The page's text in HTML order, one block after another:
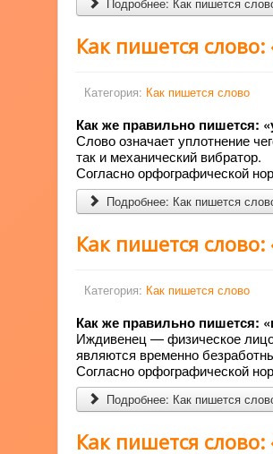
Как пишется слово:
Категория: Как пишется слово
Как же правильно пишется:
Слово означает уплотнение
так и механический вибратор.
Согласно орфографической
Подробнее: Как пишется
Как пишется
Категория: Как пишется слово
Как же правильно пишется:
Иждивенец — физическое
являются временно
Согласно орфографической
Подробнее: Как пишется
Как пишется слово: